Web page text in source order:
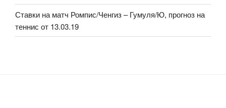
Ставки на матч Ромпис/Ченгиз – Гумуля/Ю, прогноз на
теннис от 13.03.19